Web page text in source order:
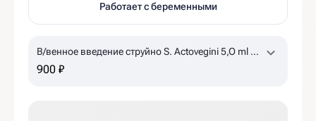
Работает с беременными
В/венное введение струйно S. Actovegini 5,O ml +
NaCl 0,9% 15 ml
900 ₽